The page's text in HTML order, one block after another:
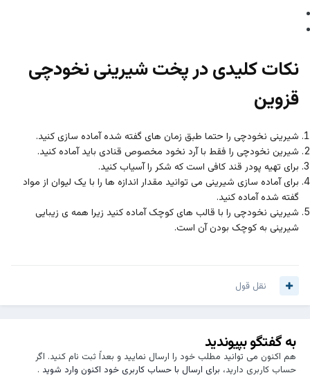
نکات کلیدی در پخت شیرینی نخودچی
قزوین
شیرینی نخودچی را حتما طبق زمان های گفته شده آماده سازی کنید.
شیرین نخودچی را فقط با آرد نخود مخصوص قنادی باید آماده کنید.
برای تهیه پودر قند کافی است که شکر را آسیاب کنید.
برای آماده سازی شیرینی می توانید مقدار اندازه ها را با یک لیوان از مواد
گفته شده آماده کنید.
شیرینی نخودچی را با قالب های کوچک آماده کنید زیرا همه ی زیبایی
شیرینی به کوچک بودن آن است.
نقل قول
به گفتگو بپیوندید
هم اکنون می توانید مطلب خود را ارسال نمایید و بعداً ثبت نام کنید. اگر
حساب کاربری دارید، برای ارسال با حساب کاربری خود اکنون وارد شوید.